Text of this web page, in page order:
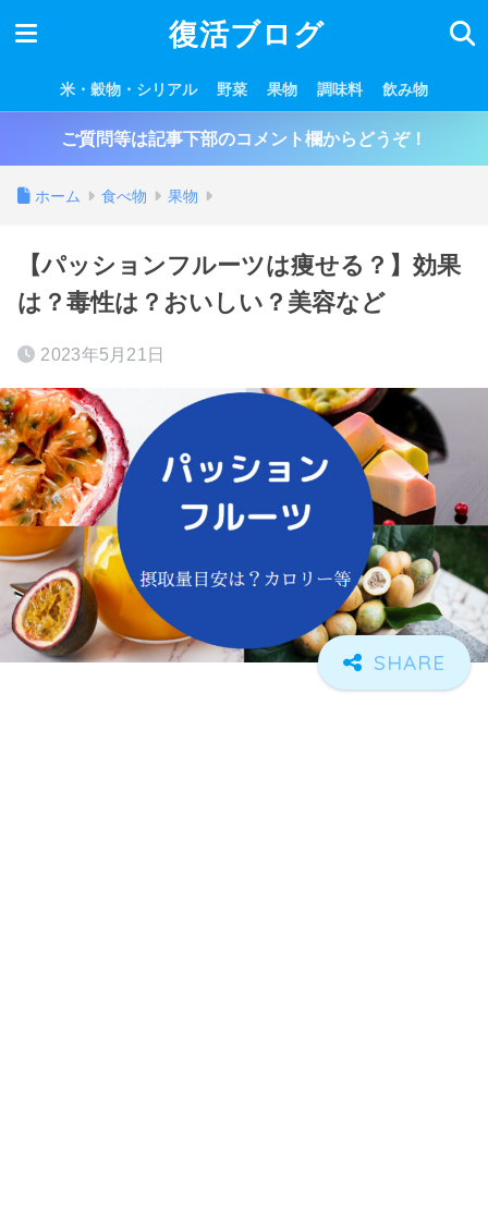
復活ブログ
米・穀物・シリアル 野菜 果物 調味料 飲み物
ご質問等は記事下部のコメント欄からどうぞ！
ホーム 食べ物 果物
【パッションフルーツは痩せる？】効果
は？毒性は？おいしい？美容など
2023年5月21日